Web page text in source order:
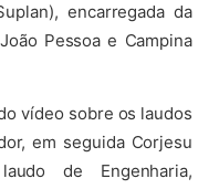
encarregada da
Pessoa e Campina
vídeo sobre os laudos
em seguida Corjesu
de Engenharia,